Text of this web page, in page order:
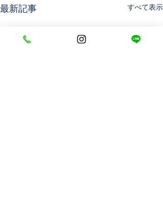
最新記事 すべて表示